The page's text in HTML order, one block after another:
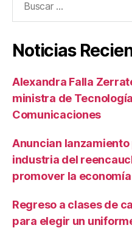
Noticias
Alexandra Falla
ministra de
Comunicaciones
Anuncian
industria del
promover la
Regreso a clases de
para elegir un